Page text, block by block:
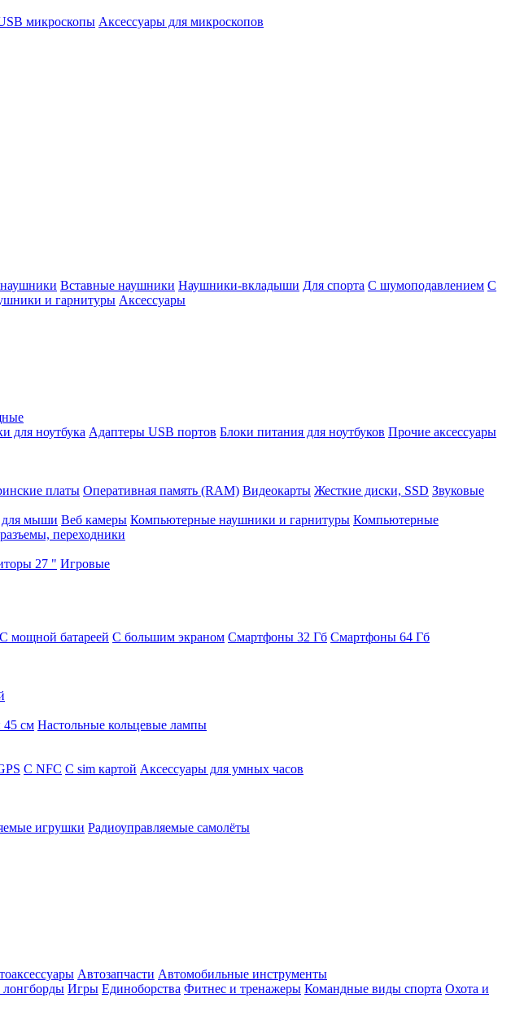
микроскопы Аксессуары для микроскопов
Вставные наушники Наушники-вкладыши Для спорта С шумоподавлением С
и гарнитуры Аксессуары
для ноутбука Адаптеры USB портов Блоки питания для ноутбуков Прочие аксессуары
платы Оперативная память (RAM) Видеокарты Жесткие диски, SSD Звуковые
мыши Веб камеры Компьютерные наушники и гарнитуры Компьютерные
переходники
27 " Игровые
С мощной батареей С большим экраном Смартфоны 32 Гб Смартфоны 64 Гб
45 см Настольные кольцевые лампы
C NFC C sim картой Аксессуары для умных часов
игрушки Радиоуправляемые самолёты
Автозапчасти Автомобильные инструменты
Игры Единоборства Фитнес и тренажеры Командные виды спорта Охота и